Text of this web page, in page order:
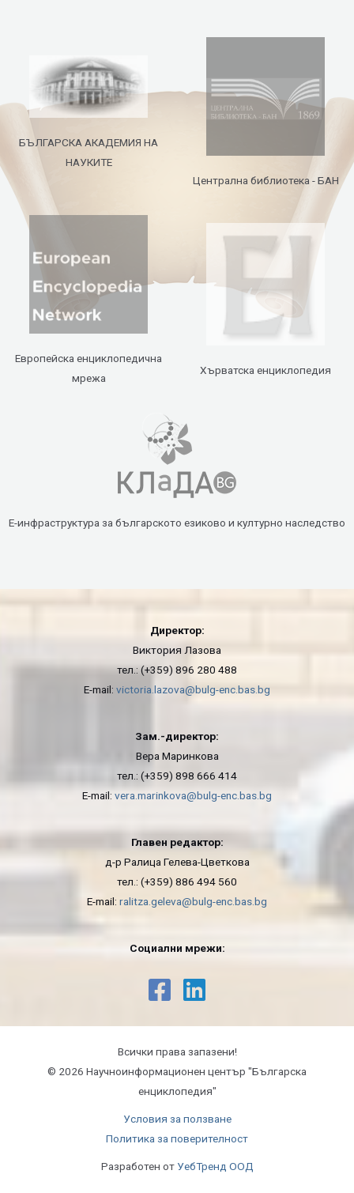
БЪЛГАРСКА АКАДЕМИЯ НА
НАУКИТЕ
Централна библиотека - БАН
Европейска енциклопедична
мрежа
Хърватска енциклопедия
Е-инфраструктура за българското езиково и културно наследство
Директор:
Виктория Лазова
тел.: (+359) 896 280 488
E-mail: victoria.lazova@bulg-enc.bas.bg
Зам.-директор:
Вера Маринкова
тел.: (+359) 898 666 414
E-mail: vera.marinkova@bulg-enc.bas.bg
Главен редактор:
д-р Ралица Гелева-Цветкова
тел.: (+359) 886 494 560
E-mail: ralitza.geleva@bulg-enc.bas.bg
Социални мрежи:
Всички права запазени!
© 2026 Научноинформационeн център "Българска
енциклопедия"
Условия за ползване
Политика за поверителност
Разработен от УебТренд ООД